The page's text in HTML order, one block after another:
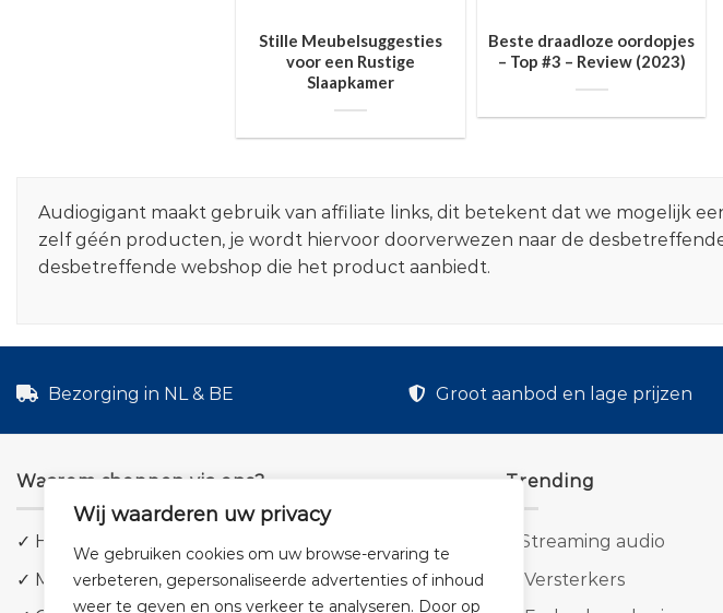
Wij waarderen uw privacy
We gebruiken cookies om uw browse-ervaring te
verbeteren, gepersonaliseerde advertenties of inhoud
weer te geven en ons verkeer te analyseren. Door op
Stille Meubelsuggesties
voor een Rustige
Slaapkamer
Beste draadloze oordopjes
– Top #3 – Review (2023)
Audiogigant maakt gebruik van affiliate links, dit betekent dat we mogelijk
zelf géén producten, je wordt hiervoor doorverwezen naar de
desbetreffende webshop die het product aanbiedt.
Bezorging in NL & BE Groot aanbod en lage prijzen
Waarom shoppen via ons?
✓ Hoge kwaliteit geluid
✓ Meer dan 5.000 producten
Trending
Streaming audio
Versterkers